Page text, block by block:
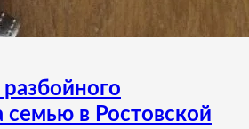
семью в Ростовской